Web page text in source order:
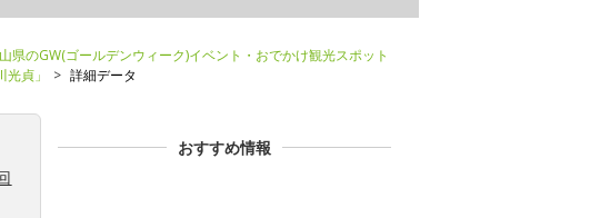
県のGW(ゴールデンウィーク)イベント・おでかけ観光スポット
貞」 詳細データ
おすすめ情報